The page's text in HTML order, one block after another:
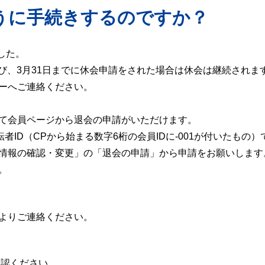
手続きするのですか？
。
、3月31日までに休会申請をされた場合は休会は継続されま
へご連絡ください。
員ページから退会の申請がいただけます。
ID（CPから始まる数字6桁の会員IDに-001が付いたもの）
報の確認・変更」の「退会の申請」から申請をお願いしま
りご連絡ください。
ください。